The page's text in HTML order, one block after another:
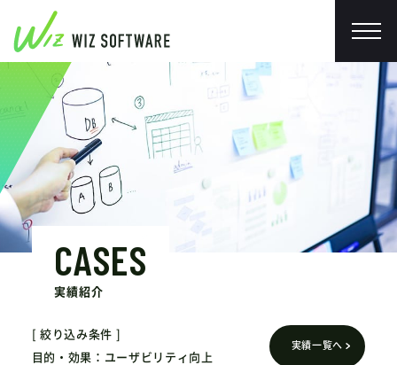
CASES
実績紹介
絞り込み条件
目的・効果
ユーザビリティ向上
実績一覧へ